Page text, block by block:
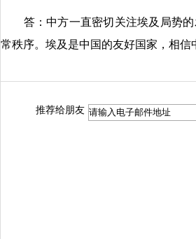
答：中方一直密切关注埃及局势的
常秩序。埃及是中国的友好国家，相
推荐给朋友